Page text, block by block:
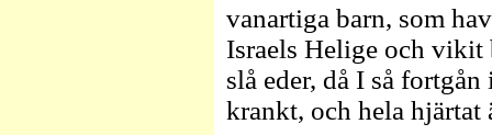
vanartiga barn, som
Israels Helige och
slå eder, då I så
krankt, och hela